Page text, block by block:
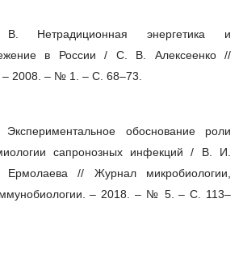
Нетрадиционная энергетика и
в России / С. В. Алексеенко //
– 2008. – № 1. – С. 68–73.
обоснование роли
сапронозных инфекций / В. И.
// Журнал микробиологии,
– 2018. – № 5. – С. 113–